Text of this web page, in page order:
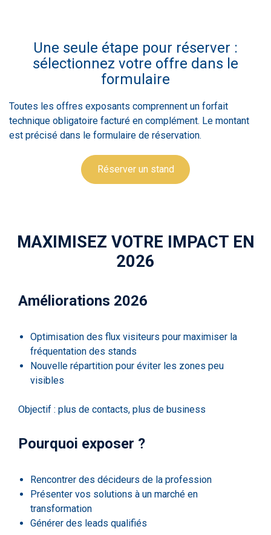
Une seule étape pour réserver :
sélectionnez votre offre dans le
formulaire
Toutes les offres exposants comprennent un forfait
technique obligatoire facturé en complément. Le montant
est précisé dans le formulaire de réservation.
Réserver un stand
MAXIMISEZ VOTRE IMPACT EN
2026
Améliorations 2026
Optimisation des flux visiteurs pour maximiser la
fréquentation des stands
Nouvelle répartition pour éviter les zones peu
visibles
Objectif : plus de contacts, plus de business
Pourquoi exposer ?
Rencontrer des décideurs de la profession
Présenter vos solutions à un marché en
transformation
Générer des leads qualifiés